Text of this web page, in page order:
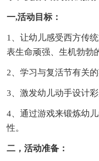
一,活动目标：
1、让幼儿感受西方传
表生命顽强、生机勃勃
2、学习与复活节有关的
3、激发幼儿动手设计彩
4、通过游戏来锻炼幼
性。
二，活动准备：